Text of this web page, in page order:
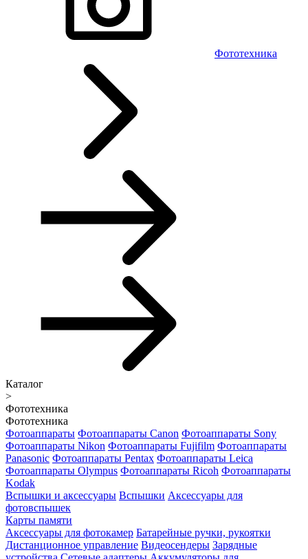
Фототехника
Каталог
>
Фототехника
Фототехника
Фотоаппараты Фотоаппараты Canon Фотоаппараты Sony
Фотоаппараты Nikon Фотоаппараты Fujifilm Фотоаппараты
Panasonic Фотоаппараты Pentax Фотоаппараты Leica
Фотоаппараты Olympus Фотоаппараты Ricoh Фотоаппараты
Kodak
Вспышки и аксессуары Вспышки Аксессуары для
фотовспышек
Карты памяти
Аксессуары для фотокамер Батарейные ручки, рукоятки
Дистанционное управление Видеосендеры Зарядные